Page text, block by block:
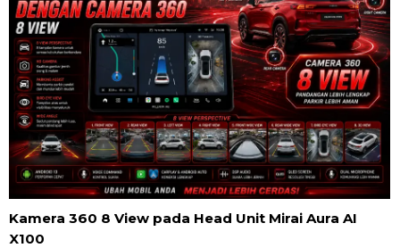
Kamera 360 8 View pada Head Unit Mirai Aura AI
X100